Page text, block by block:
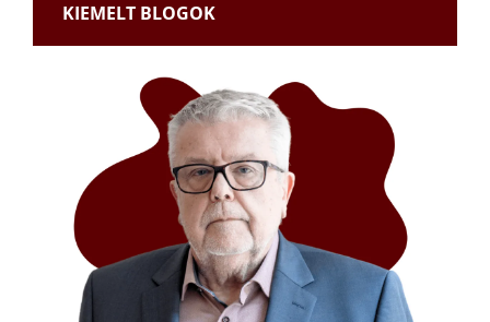
KIEMELT BLOGOK